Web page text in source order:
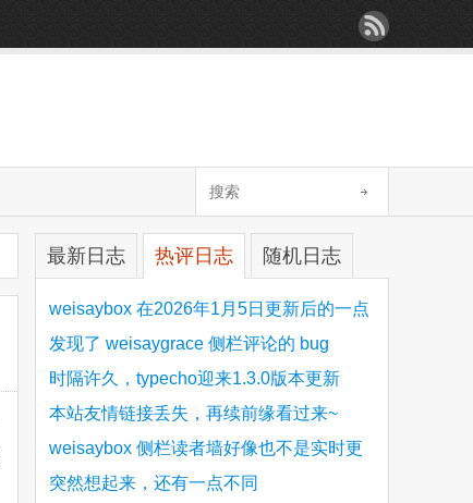
最新日志 热评日志 随机日志
weisaybox 在2026年1月5日更新后的一点
细节问题
发现了 weisaygrace 侧栏评论的 bug
时隔许久，typecho迎来1.3.0版本更新
本站友情链接丢失，再续前缘看过来~
weisaybox 侧栏读者墙好像也不是实时更
新的
突然想起来，还有一点不同